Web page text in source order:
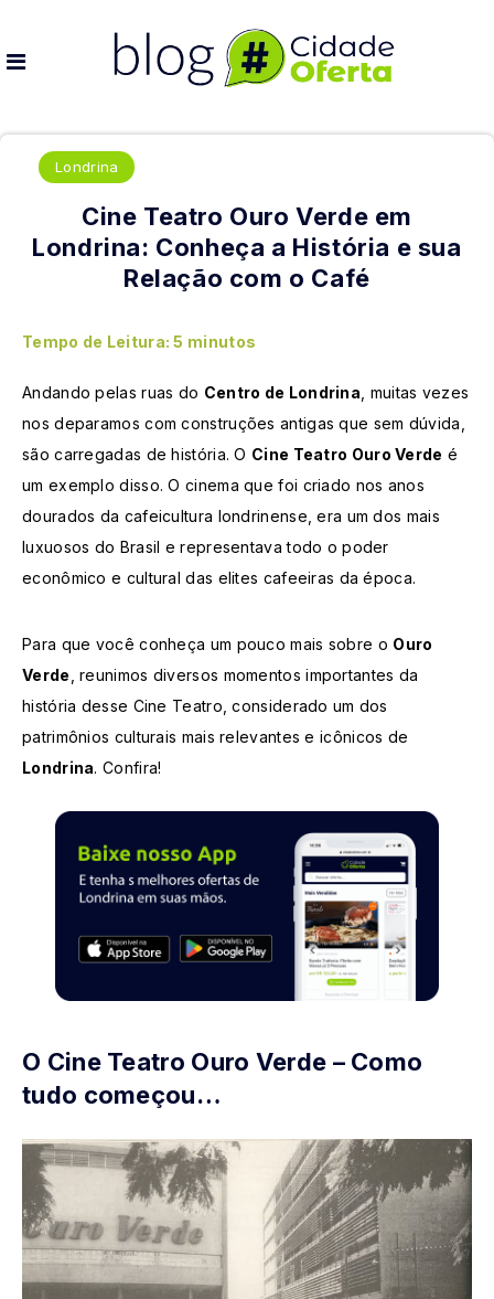
Londrina
Cine Teatro Ouro Verde em
Londrina: Conheça a História e sua
Relação com o Café
Tempo de Leitura: 5 minutos
Andando pelas ruas do Centro de Londrina , muitas vezes
nos deparamos com construções antigas que sem dúvida,
são carregadas de história. O Cine Teatro Ouro Verde é
um exemplo disso. O cinema que foi criado nos anos
dourados da cafeicultura londrinense, era um dos mais
luxuosos do Brasil e representava todo o poder
econômico e cultural das elites cafeeiras da época.
Para que você conheça um pouco mais sobre o Ouro
Verde , reunimos diversos momentos importantes da
história desse Cine Teatro, considerado um dos
patrimônios culturais mais relevantes e icônicos de
Londrina. Confira!
O Cine Teatro Ouro Verde – Como
tudo começou…